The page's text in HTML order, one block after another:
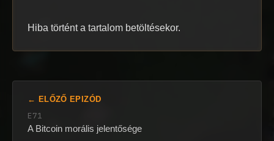
Hiba történt a tartalom betöltésekor.
← ELŐZŐ EPIZÓD
E71
A Bitcoin morális jelentősége